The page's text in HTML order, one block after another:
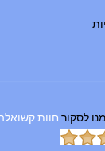
לסקור חוות